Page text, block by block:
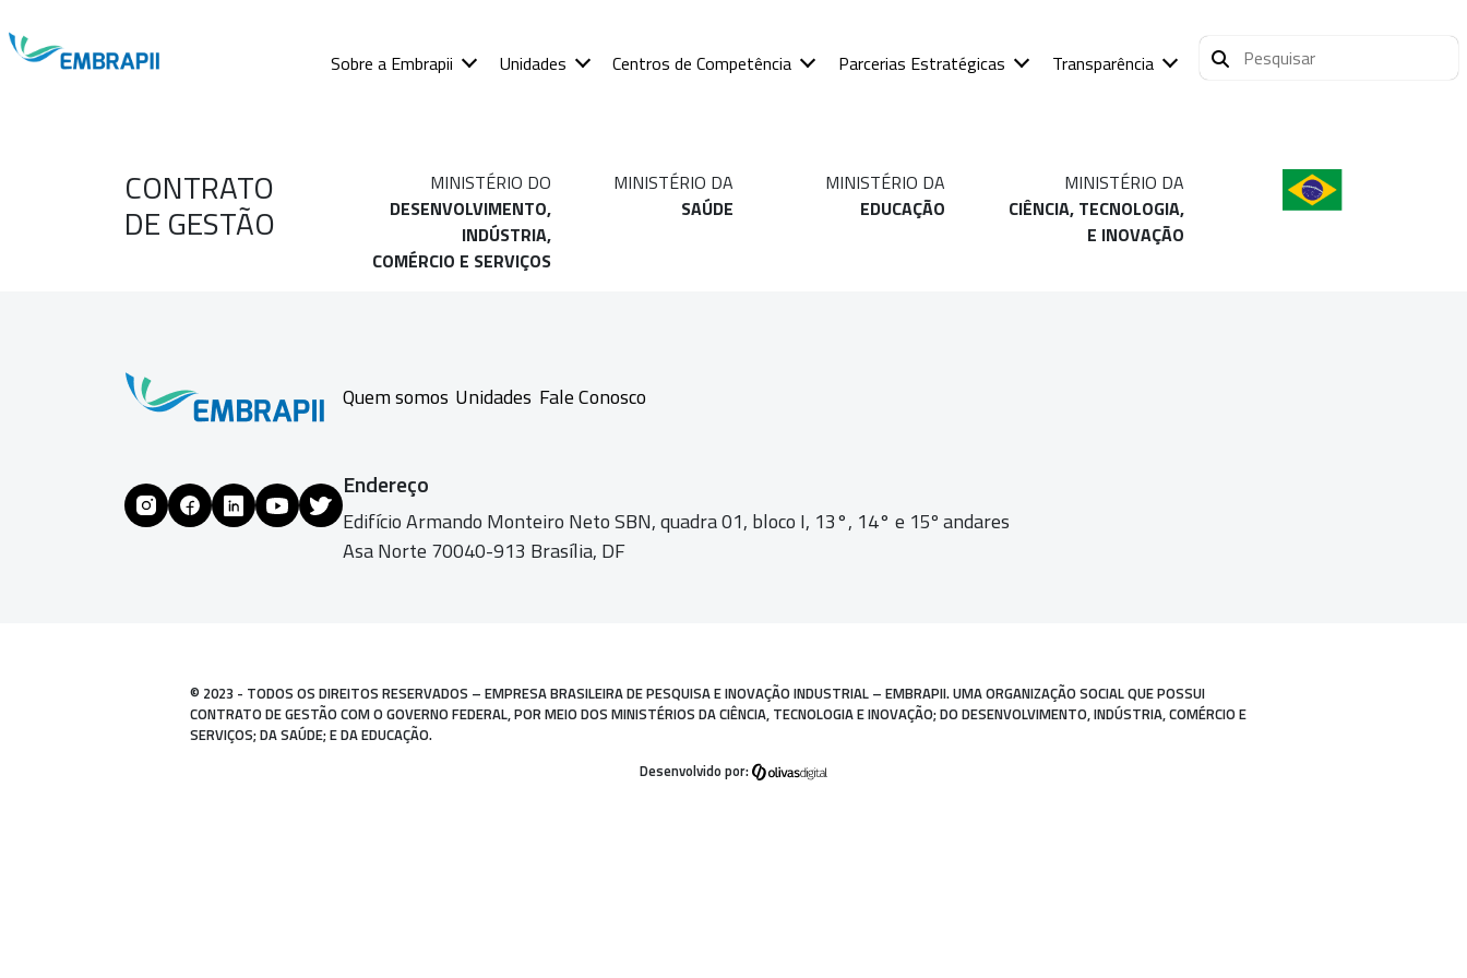
Sobre a Embrapii Unidades Centros de Competência Parcerias Estratégicas Transparência
CONTRATO
DE GESTÃO
MINISTÉRIO DO
DESENVOLVIMENTO,
INDÚSTRIA,
COMÉRCIO E SERVIÇOS
MINISTÉRIO DA
SAÚDE
MINISTÉRIO DA
EDUCAÇÃO
MINISTÉRIO DA
CIÊNCIA, TECNOLOGIA,
E INOVAÇÃO
Quem somos Unidades Fale Conosco
Endereço
Edifício Armando Monteiro Neto SBN, quadra 01, bloco I, 13°, 14° e 15º andares
Asa Norte 70040-913 Brasília, DF
© 2023 - TODOS OS DIREITOS RESERVADOS – EMPRESA BRASILEIRA DE PESQUISA E INOVAÇÃO INDUSTRIAL – EMBRAPII. UMA ORGANIZAÇÃO SOCIAL QUE POSSUI
CONTRATO DE GESTÃO COM O GOVERNO FEDERAL, POR MEIO DOS MINISTÉRIOS DA CIÊNCIA, TECNOLOGIA E INOVAÇÃO; DO DESENVOLVIMENTO, INDÚSTRIA, COMÉRCIO E
SERVIÇOS; DA SAÚDE; E DA EDUCAÇÃO.
Desenvolvido por: